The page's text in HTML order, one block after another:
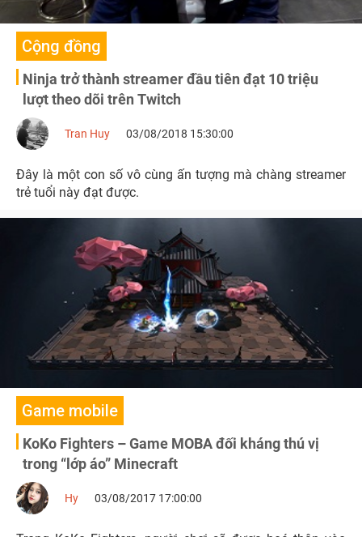
Cộng đồng
Ninja trở thành streamer đầu tiên đạt 10 triệu
lượt theo dõi trên Twitch
Tran Huy 03/08/2018 15:30:00
Đây là một con số vô cùng ấn tượng mà chàng streamer
trẻ tuổi này đạt được.
Game mobile
KoKo Fighters – Game MOBA đối kháng thú vị
trong “lớp áo” Minecraft
Hy 03/08/2017 17:00:00